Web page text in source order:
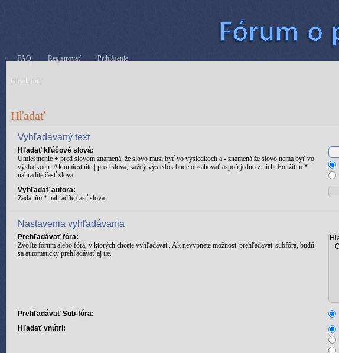
FAQ Registrovať Prihlásenie
Obsah fóra
Hľadať
Vyhľadávaný text
Hľadať kľúčové slová:
Umiestnenie + pred slovom znamená, že slovo musí byť vo výsledkoch a - znamená že slovo nemá byť vo
výsledkoch. Ak umiestnite
pred slová, každý výsledok bude obsahovať aspoň jedno z nich. Použitím *
nahradíte časť slova
Vyhľadať autora:
Zadaním * nahradíte časť slova
Nastavenia vyhľadávania
Prehľadávať fóra:
Zvoľte fórum alebo fóra, v ktorých chcete vyhľadávať. Ak nevypnete možnosť prehľadávať subfóra, budú
sa automaticky prehľadávať aj tie.
Prehľadávať Sub-fóra:
Hľadať vnútri: